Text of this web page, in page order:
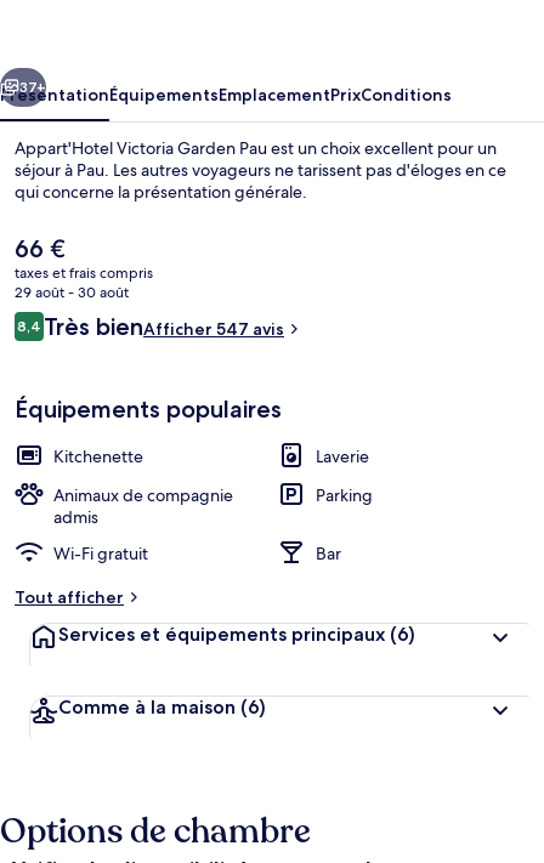
Suivant
37+
PrésentationÉquipementsEmplacementPrixConditions
Appart'Hotel Victoria Garden Pau est un choix excellent pour un
séjour à Pau. Les autres voyageurs ne tarissent pas d'éloges en ce
qui concerne la présentation générale.
Le
prix
actuel
est
de
66 €
taxes et frais compris
29 août - 30 août
Avis
voyageurs
8,48,4 sur 10
Très bienAfficher 547 avis
Équipements populaires
Kitchenette
Laverie
Animaux de compagnie
admis
Parking
Wi-Fi gratuit
Bar
Tout afficher
Services et équipements principaux (6)
Comme à la maison (6)
Options de chambre